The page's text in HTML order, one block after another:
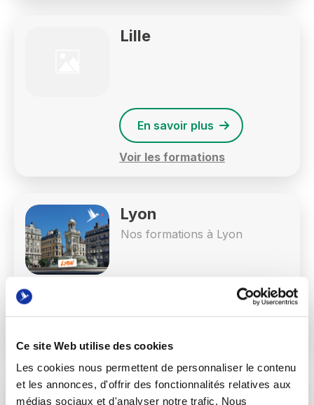
Ce site Web utilise des cookies
Les cookies nous permettent de personnaliser le contenu
et les annonces, d'offrir des fonctionnalités relatives aux
médias sociaux et d'analyser notre trafic. Nous
Lille
En savoir plus
Voir les formations
Lyon
Nos formations à Lyon
Mauritius